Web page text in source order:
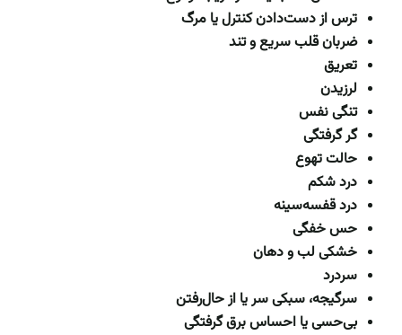
ترس از دست‌دادن کنترل یا مرگ
ضربان قلب سریع و تند
تعریق
لرزیدن
تنگی نفس
گر گرفتگی
حالت تهوع
درد شکم
درد قفسه‌سینه
حس خفگی
خشکی لب و دهان
سردرد
سرگیجه، سبکی سر یا از حال‌رفتن
بی‌حسی یا احساس برق گرفتگی